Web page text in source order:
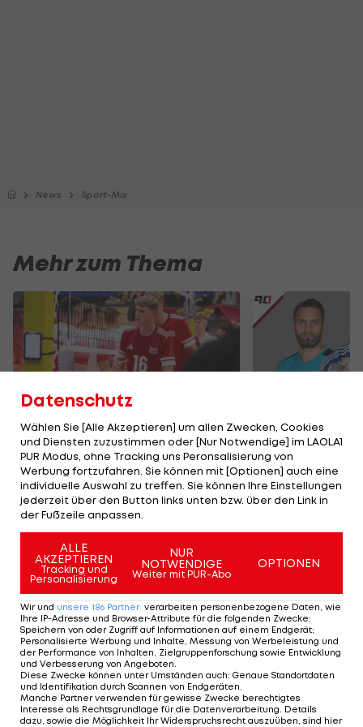
News Sport-Mix
Mehr zum Thema
Karrieresprung! ÖVV-
Teamspieler wechselt
in Topliga
Sport-Mix
Die
Tormänner
Geschichte
Fußball
TEILEN
KOMMENTARE
Datenschutz
Wählen Sie [Alle Akzeptieren] um allen Zwecken, Cookies
und Diensten zuzustimmen oder [Nur Notwendige] im LAOLA1
PUR Modus, ohne Tracking uns Peronsalisierung von
Werbung fortzufahren. Sie können mit [Optionen] auch eine
individuelle Auswahl zu treffen. Sie können Ihre Einstellungen
jederzeit über den Button links unten bzw. über den Link in
der Fußzeile anpassen.
ALLE
AKZEPTIEREN
Tracking und
Personalisierung
NUR
NOTWENDIGE
Weiter mit PUR-Abo
OPTIONEN
Wir und unsere 186 Partner verarbeiten personenbezogene Daten, wie
Ihre IP-Adresse und Browser-Attribute für die folgenden Zwecke:
Speichern von oder Zugriff auf Informationen auf einem Endgerät;
Personalisierte Werbung und Inhalte, Messung von Werbeleistung und
der Performance von Inhalten, Zielgruppenforschung sowie Entwicklung
und Verbesserung von Angeboten.
Diese Zwecke können unter Umständen auch: Genaue Standortdaten
und Identifikation durch Scannen von Endgeräten.
Manche Partner verwenden für gewisse Zwecke berechtigtes
Interesse als Rechtsgrundlage für die Datenverarbeitung. Details
dazu, sowie die Möglichkeit Ihr Widerspruchsrecht auszuüben, sind hier